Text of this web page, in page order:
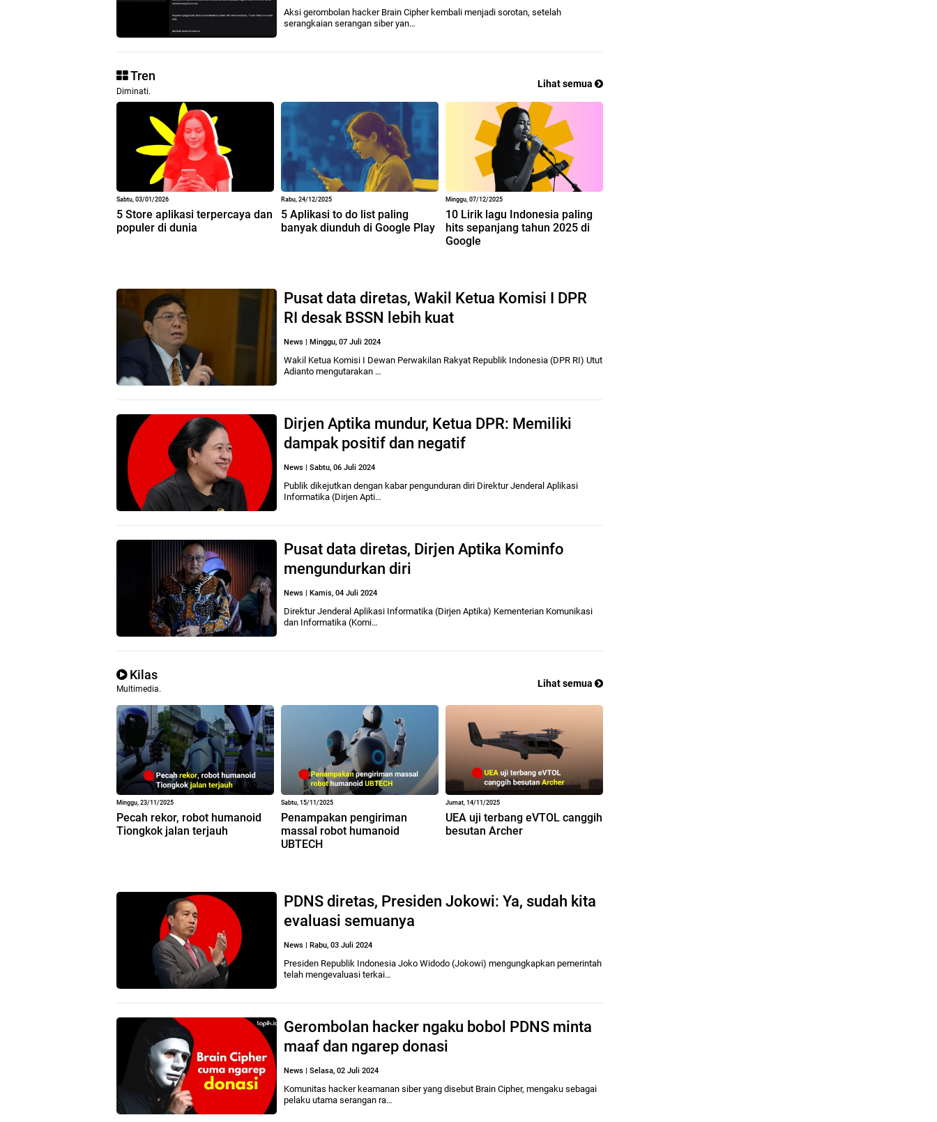
Aksi gerombolan hacker Brain Cipher kembali menjadi sorotan, setelah
serangkaian serangan siber yan…
Tren
Diminati.
Lihat semua
Sabtu, 03/01/2026
5 Store aplikasi terpercaya dan
populer di dunia
Rabu, 24/12/2025
5 Aplikasi to do list paling
banyak diunduh di Google Play
Minggu, 07/12/2025
10 Lirik lagu Indonesia paling
hits sepanjang tahun 2025 di
Google
Pusat data diretas, Wakil Ketua Komisi I DPR
RI desak BSSN lebih kuat
News | Minggu, 07 Juli 2024
Wakil Ketua Komisi I Dewan Perwakilan Rakyat Republik Indonesia (DPR RI) Utut
Adianto mengutarakan …
Dirjen Aptika mundur, Ketua DPR: Memiliki
dampak positif dan negatif
News | Sabtu, 06 Juli 2024
Publik dikejutkan dengan kabar pengunduran diri Direktur Jenderal Aplikasi
Informatika (Dirjen Apti…
Pusat data diretas, Dirjen Aptika Kominfo
mengundurkan diri
News | Kamis, 04 Juli 2024
Direktur Jenderal Aplikasi Informatika (Dirjen Aptika) Kementerian Komunikasi
dan Informatika (Komi…
Kilas
Multimedia. Lihat semua
Minggu, 23/11/2025
Pecah rekor, robot humanoid
Tiongkok jalan terjauh
Sabtu, 15/11/2025
Penampakan pengiriman
massal robot humanoid
UBTECH
Jumat, 14/11/2025
UEA uji terbang eVTOL canggih
besutan Archer
PDNS diretas, Presiden Jokowi: Ya, sudah kita
evaluasi semuanya
News | Rabu, 03 Juli 2024
Presiden Republik Indonesia Joko Widodo (Jokowi) mengungkapkan pemerintah
telah mengevaluasi terkai…
Gerombolan hacker ngaku bobol PDNS minta
maaf dan ngarep donasi
News | Selasa, 02 Juli 2024
Komunitas hacker keamanan siber yang disebut Brain Cipher, mengaku sebagai
pelaku utama serangan ra…